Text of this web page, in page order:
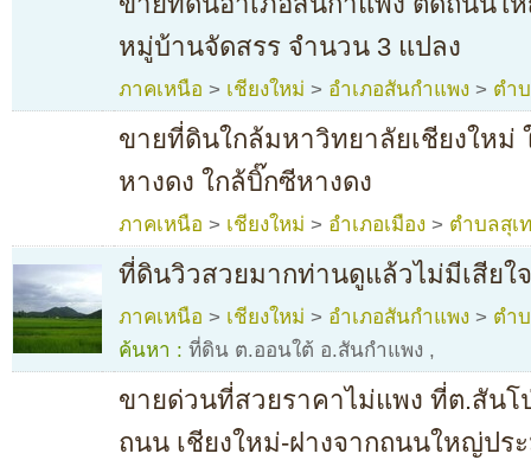
หมู่บ้านจัดสรร จำนวน 3 แปลง
ภาคเหนือ > เชียงใหม่ > อำเภอสันกำแพง > ตำ
ขายที่ดินใกล้มหาวิทยาลัยเชียงใหม่
หางดง ใกล้บิ๊กซีหางดง
ภาคเหนือ > เชียงใหม่ > อำเภอเมือง > ตำบลสุเ
ที่ดินวิวสวยมากท่านดูแล้วไม่มีเสียใ
ภาคเหนือ > เชียงใหม่ > อำเภอสันกำแพง > ตำ
ค้นหา : ที่ดิน ต.ออนใต้ อ.สันกําแพง ,
ขายด่วนที่สวยราคาไม่แพง ที่ต.สันโ
ถนน เชียงใหม่-ฝางจากถนนใหญ่ปร